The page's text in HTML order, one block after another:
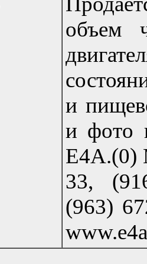
объем
и
и фото
Е4А.(0)
33,
(963)